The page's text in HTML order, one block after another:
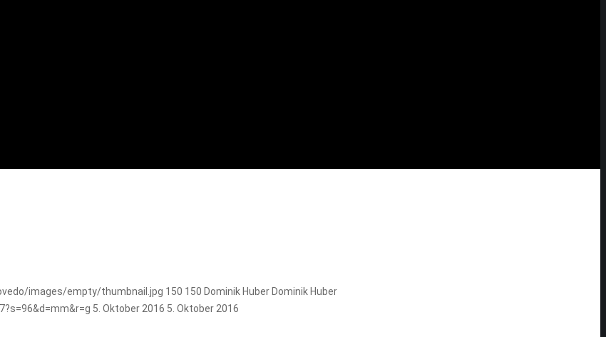
images/empty/thumbnail.jpg 150 150 Dominik Huber Dominik Huber
5. Oktober 2016 5. Oktober 2016